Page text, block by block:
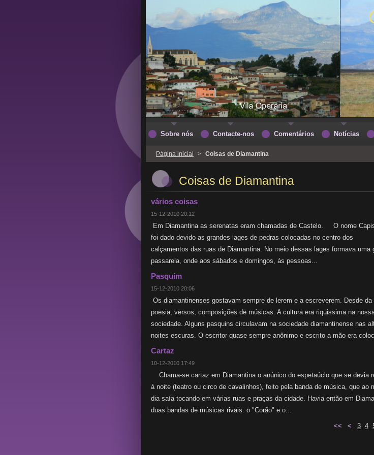
Página inicial > Coisas de Diamantina
Coisas de Diamantina
vários coisas
15-12-2010 20:12
Em Diamantina as serenatas eram chamadas de Castelo. O nome
foi dado devido as grandes lages de pedras colocadas no centro dos
calçamentos das ruas de Diamantina. No meio dessas lages formava uma
passarela, onde aos sábados e domingos, ás pessoas...
Pasquim
15-12-2010 20:06
Os diamantinenses gostavam sempre de lerem e a escreverem. Desde da
poesia, versos, composições de músicas. A cultura era riquissima na
sociedade. Alguns pasquins circulavam na sociedade diamantinense nas
noites escuras. O escritor quase sempre anônimo e escrito a mão era
Cartaz
10-12-2010 17:49
Chama-se cartaz em Diamantina o anúnico do espetaúclo que se devia
á noite (teatro ou circo de cavalinhos), feito pela banda de música, que ao
dia saía tocando em várias ruas e praças da cidade. Havia então em
duas bandas de músicas rivais: o "Corão" e o...
<< < 3 4
Sobre nós Contacte-nos Comentários Notícias